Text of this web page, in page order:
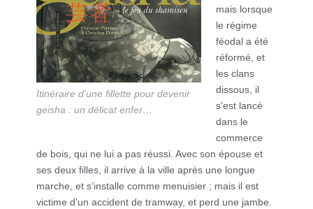
Itinéraire d’une fillette pour devenir
geisha : un délicat enfer…
mais lorsque
le régime
féodal a été
réformé, et
les clans
dissous, il
s’est lancé
dans le
commerce
de bois, qui ne lui a pas réussi. Avec son épouse et
ses deux filles, il arrive à la ville après une longue
marche, et s’installe comme menuisier ; mais il est
victime d’un accident de tramway, et perd une jambe.